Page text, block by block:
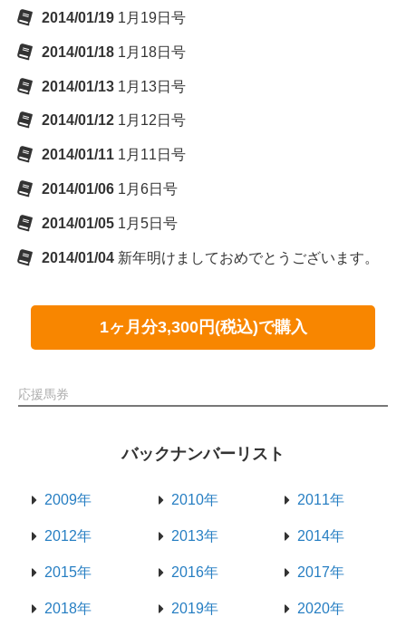
2014/01/19 1月19日号
2014/01/18 1月18日号
2014/01/13 1月13日号
2014/01/12 1月12日号
2014/01/11 1月11日号
2014/01/06 1月6日号
2014/01/05 1月5日号
2014/01/04 新年明けましておめでとうございます。
1ヶ月分3,300円(税込)で購入
応援馬券
バックナンバーリスト
2009年 2010年 2011年
2012年 2013年 2014年
2015年 2016年 2017年
2018年 2019年 2020年